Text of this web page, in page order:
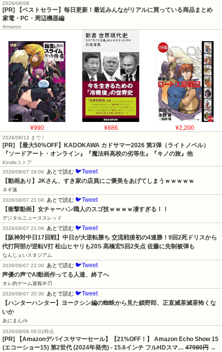
2026/08/08
[PR] 【ベストセラー】毎日更新！最近みんながリアルに買っている商品まとめ
家電・PC・周辺機器編
Amazon
¥990 ¥886 ¥2,200
2026/08/13 まで！
[PR]
【最大50%OFF】KADOKAWA カドサマー2026 第3弾（ライトノベル）
『ソードアート・オンライン』『魔法科高校の劣等生』『キノの旅』他
Kindleストア
2026/08/07 19:06
あとで読む 🐦Tweet
【動画あり】JKさん、すき家の店員にご褒美をあげてしまうｗｗｗｗｗ
ネギ速
2026/08/07 21:08
あとで読む 🐦Tweet
【衝撃動画】女チャーハン職人のスゴ技ｗｗｗｗ凄すぎる！！
デジタルニューススレッド
2026/08/07 21:08
あとで読む 🐦Tweet
【阪神対中日17回戦】中日が大逆転勝ち 交流戦後初の4連勝！9回2死ドリスから
代打阿部が逆転V打 松山ヒヤリも20S 髙橋宏5回2失点 佐藤に先制被弾も
なんじぇいスタジアム
2026/08/07 22:00
あとで読む 🐦Tweet
声優の声でAI動画作ってる人達、終了へ
オレ的ゲーム速報＠刃
2026/08/07 20:30
あとで読む 🐦Tweet
【ハンターハンター】ヨークシン編の蜘蛛から見た鎖野郎、正直滅茶滅茶怖くな
いか
あにまんch
2026/08/08 00:01時点
[PR] 【Amazonデバイスサマーセール】【21%OFF！】 Amazon Echo Show 15
(エコーショー15) 第2世代 (2024年発売) - 15.6インチ フルHDスマ… 47980円 →